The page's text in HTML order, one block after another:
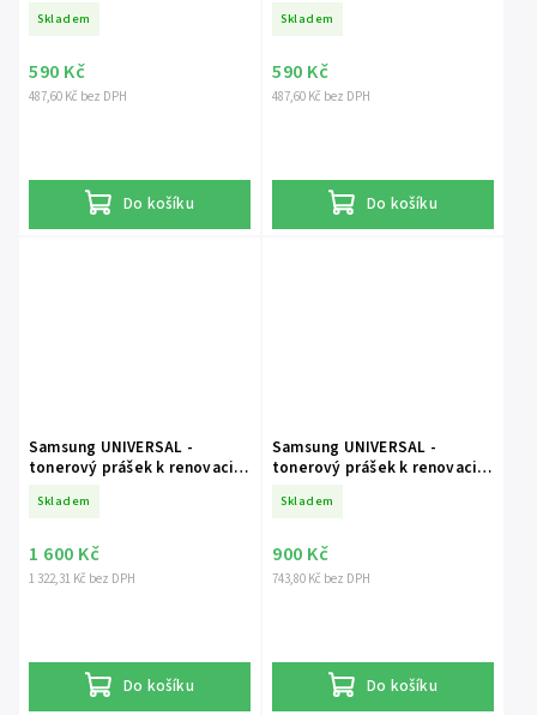
Skladem
487,60 Kč bez DPH
590 Kč
Do košíku
Skladem
487,60 Kč bez DPH
590 Kč
Do košíku
Samsung UNIVERSAL -
tonerový prášek k renovaci
Skladem
1 322,31 Kč bez DPH
1 600 Kč
Do košíku
Samsung UNIVERSAL -
tonerový prášek k renovaci
Skladem
743,80 Kč bez DPH
900 Kč
Do košíku